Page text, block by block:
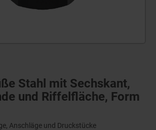
Stahl mit Sechskant,
und Riffelfläche, Form
Anschläge und Druckstücke